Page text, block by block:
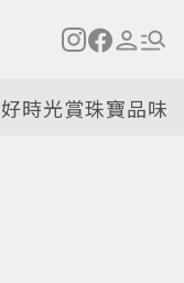
好時光賞珠寶品味